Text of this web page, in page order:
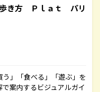
き方 Ｐｌａｔ パリ
」「食べる」「遊ぶ」を
案内するビジュアルガイ